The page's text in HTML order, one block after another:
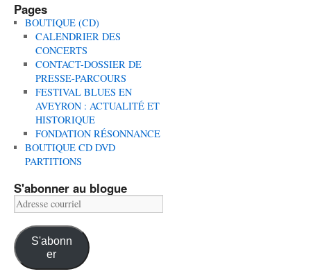
Pages
BOUTIQUE (CD)
CALENDRIER DES
CONCERTS
CONTACT-DOSSIER DE
PRESSE-PARCOURS
FESTIVAL BLUES EN
AVEYRON : ACTUALITÉ ET
HISTORIQUE
FONDATION RÉSONNANCE
BOUTIQUE CD DVD
PARTITIONS
S'abonner au blogue
Adresse
courriel
S'abonn
er